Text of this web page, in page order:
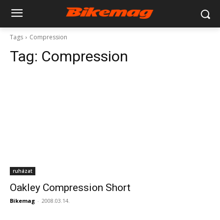
Tags Compression
Tag: Compression
ruházat
Oakley Compression Short
Bikemag - 2008.03.14.